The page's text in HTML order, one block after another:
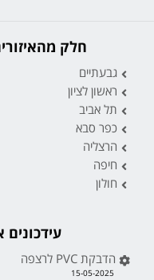
חלק
גבעתיים
ראשון לציון
תל אביב
כפר סבא
הרצליה
חיפה
חולון
הדבקת PVC לרצפה
15-05-2025